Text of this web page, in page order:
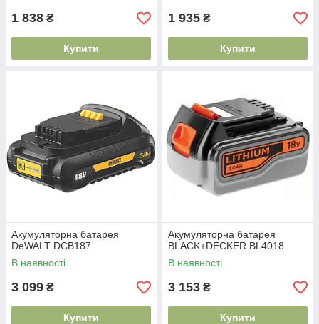
1 838 ₴
Купити
1 935 ₴
Купити
Акумуляторна батарея
DeWALT DCB187
В наявності
3 099 ₴
Купити
Акумуляторна батарея
BLACK+DECKER BL4018
В наявності
3 153 ₴
Купити